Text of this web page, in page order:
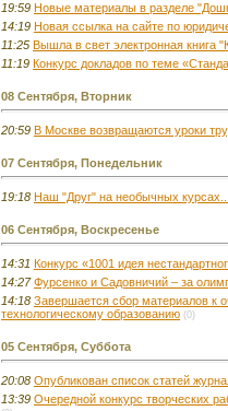
19:59 Новые материалы в разделе
14:19 Новая ссылка на сайте по
11:25 Вышла в свет электронная книга
11:19 Конкурс докладов по теме
08 Сентября, Вторник
20:59 В Москве возвращаются уроки
07 Сентября, Понедельник
19:18 Наш "Друг" на необычных
06 Сентября, Воскресенье
14:31 Конкурс «1001 идея
14:27 Фурсенко и Садовничий – за
14:18 Завершается сбор материалов к
технологическому образованию (0)
05 Сентября, Суббота
20:08 Опубликован список статей
13:39 Очередной конкурс творческих